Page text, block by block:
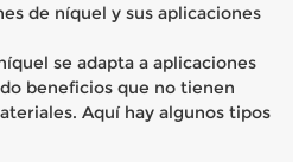
de níquel y sus aplicaciones
se adapta a aplicaciones
beneficios que no tienen
Aquí hay algunos tipos